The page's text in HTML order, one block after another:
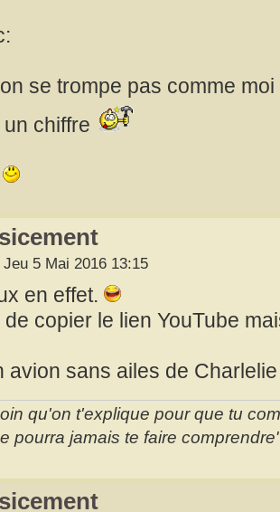
se trompe pas comme moi
chiffre
Jeu 5 Mai 2016 13:15
en effet.
copier le lien YouTube
avion sans ailes de
qu'on t'explique pour que tu
pourra jamais te faire